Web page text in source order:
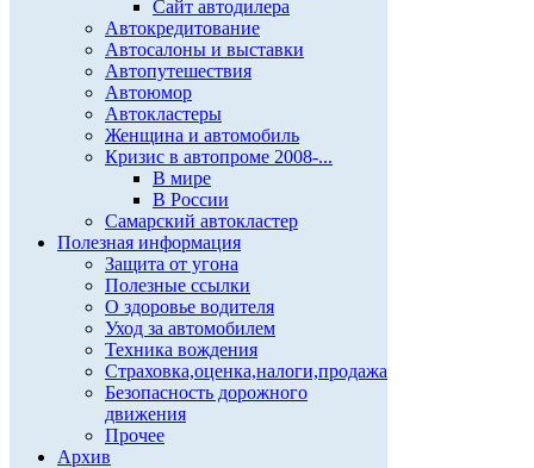
Сайт автодилера
Автокредитование
Автосалоны и выставки
Автопутешествия
Автоюмор
Автокластеры
Женщина и автомобиль
Кризис в автопроме 2008-...
В мире
В России
Самарский автокластер
Полезная информация
Защита от угона
Полезные ссылки
О здоровье водителя
Уход за автомобилем
Техника вождения
Страховка,оценка,налоги,продажа
Безопасность дорожного
движения
Прочее
Архив